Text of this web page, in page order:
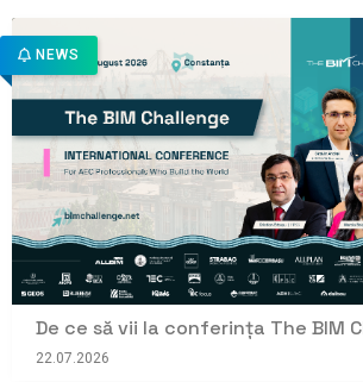
NEWS
De ce să vii la conferința The BIM
22.07.2026